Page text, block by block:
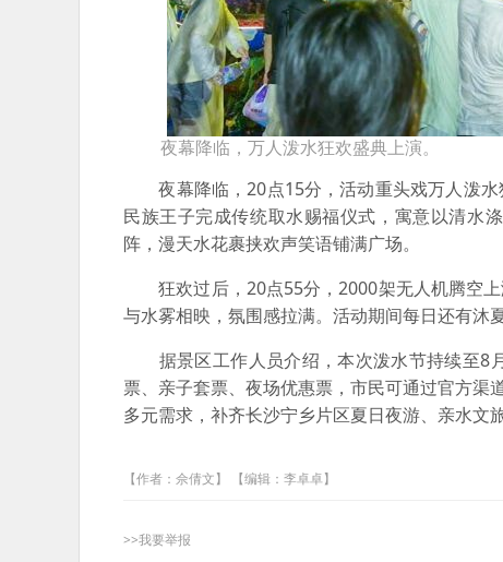
夜幕降临，万人泼水狂欢盛典上演。
夜幕降临，20点15分，活动重头戏万人泼水
民族王子完成传统取水赐福仪式，寓意以清水
阵，漫天水花裹挟欢声笑语铺满广场。
狂欢过后，20点55分，2000架无人机腾空上
与水雾相映，氛围感拉满。活动期间每日还有沐
据景区工作人员介绍，本次泼水节持续至8
票、亲子套票、夜场优惠票，市民可通过官方渠
多元需求，补齐长沙宁乡片区夏日夜游、亲水文
【作者：佘倩文】 【编辑：李卓卓】
>>我要举报